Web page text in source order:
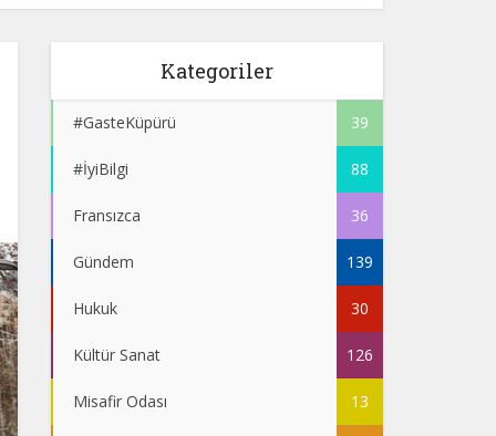
Kategoriler
#GasteKüpürü 39
#İyiBilgi 88
Fransızca 36
Gündem 139
Hukuk 30
Kültür Sanat 126
Misafir Odası 13